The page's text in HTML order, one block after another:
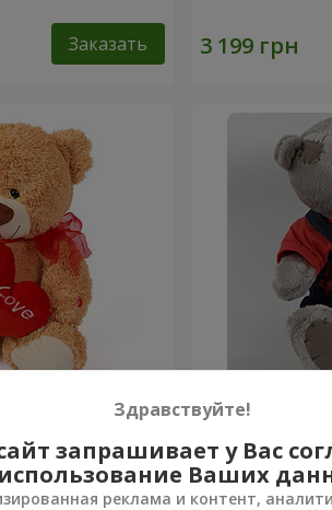
Заказать
30 см
Заказать
Мишка Тедди
Здравствуйте!
запрашивает у Вас
использование Ваших
реклама и контент,